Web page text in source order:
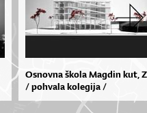
Osnovna škola Magdin kut,
/ pohvala kolegija /